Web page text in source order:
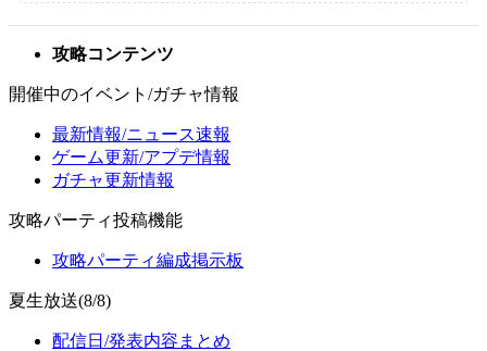
攻略コンテンツ
開催中のイベント/ガチャ情報
最新情報/ニュース速報
ゲーム更新/アプデ情報
ガチャ更新情報
攻略パーティ投稿機能
攻略パーティ編成掲示板
夏生放送(8/8)
配信日/発表内容まとめ